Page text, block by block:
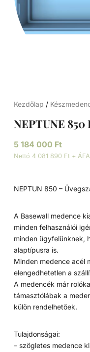
Kezdőlap /
NEPTUNE 850
5 184 000 Ft
Nettó 4 081 890 Ft + ÁFA
NEPTUN 850 –
A Basewall medence
minden felhasználói
minden ügyfelünknek,
alaptípusra is.
Minden medence acél
elengedhetetlen a
A medencék már
támasztólábak a
külön rendelhetőek.
Tulajdonságai:
– szögletes medence